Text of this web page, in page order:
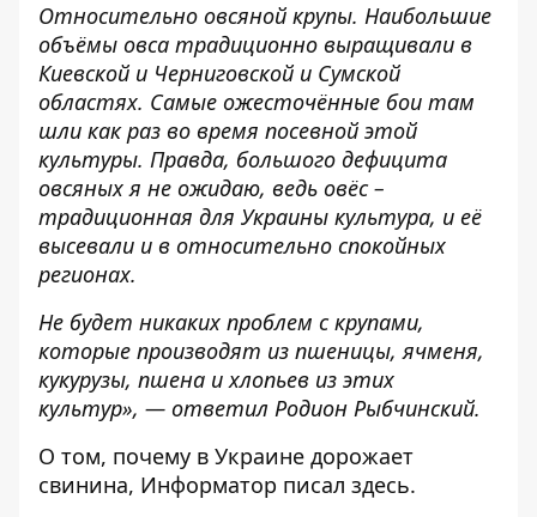
Относительно овсяной крупы. Наибольшие
объёмы овса традиционно выращивали в
Киевской и Черниговской и Сумской
областях. Самые ожесточённые бои там
шли как раз во время посевной этой
культуры. Правда, большого дефицита
овсяных я не ожидаю, ведь овёс –
традиционная для Украины культура, и её
высевали и в относительно спокойных
регионах.
Не будет никаких проблем с крупами,
которые производят из пшеницы, ячменя,
кукурузы, пшена и хлопьев из этих
культур», — ответил Родион Рыбчинский.
О том, почему в Украине дорожает
свинина, Информатор писал здесь.